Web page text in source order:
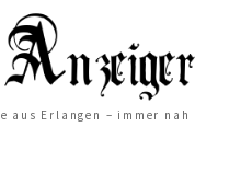
aus Erlangen – immer nah